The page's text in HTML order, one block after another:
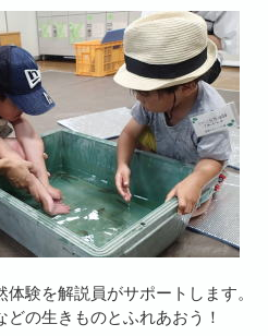
体験を解説員がサポートします。
どの生きものとふれあおう！